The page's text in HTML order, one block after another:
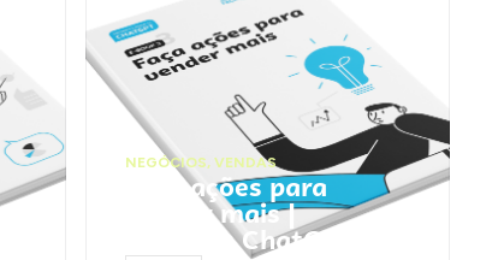
NEGÓCIOS, VENDAS
Faça ações para
vender mais |
Prompts ChatGPT